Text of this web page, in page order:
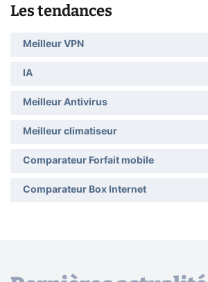
Les tendances
Meilleur VPN
IA
Meilleur Antivirus
Meilleur climatiseur
Comparateur Forfait mobile
Comparateur Box Internet